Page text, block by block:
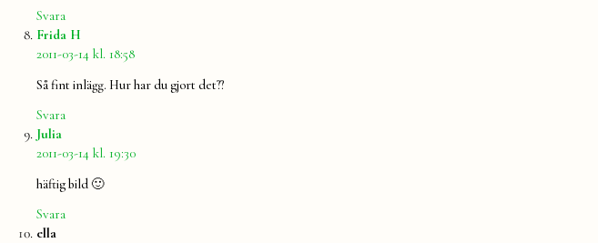
Svara
Frida H
2011-03-14 kl. 18:58
Så fint inlägg. Hur har du gjort det??
Svara
Julia
2011-03-14 kl. 19:30
häftig bild 🙂
Svara
ella